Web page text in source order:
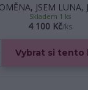
JSEM LUNA,
4 100 Kč/ks
Skladem 1 ks
Vybrat si tento